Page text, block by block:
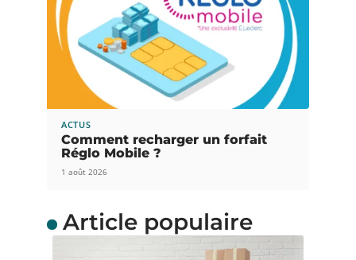
ACTUS
Comment recharger un forfait
Réglo Mobile ?
1 août 2026
Article populaire